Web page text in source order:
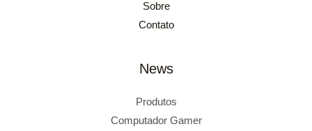
Sobre
Contato
News
Produtos
Computador Gamer